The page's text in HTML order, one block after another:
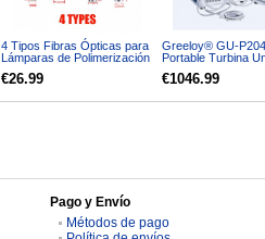
4 Tipos Fibras Ópticas para
Lámparas de Polimerización
€26.99
Greeloy® GU-
Portable Turbina
€1046.99
Pago y Envío
Métodos de pago